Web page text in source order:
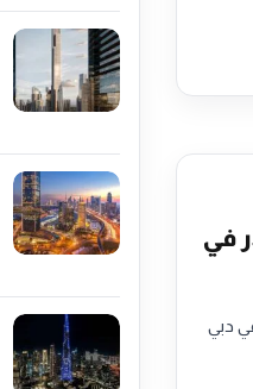
مليون دولار في
دبي